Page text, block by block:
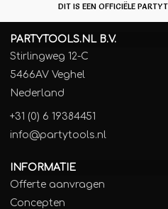
DIT IS EEN OFFICIËLE
PARTYTOOLS.NL B.V.
Stirlingweg 12-C
5466AV Veghel
Nederland
+31 (0) 6 19384451
info@partytools.nl
INFORMATIE
Offerte aanvragen
Concepten